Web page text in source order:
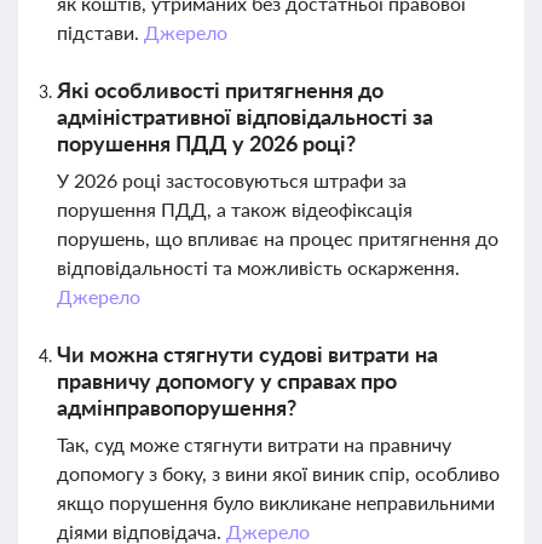
підстави. Джерело
Які особливості притягнення до
адміністративної відповідальності за
порушення ПДД у 2026 році?
У 2026 році застосовуються штрафи за
порушення ПДД, а також відеофіксація
порушень, що впливає на процес притягнення до
відповідальності та можливість оскарження.
Джерело
Чи можна стягнути судові витрати на
правничу допомогу у справах про
адмінправопорушення?
Так, суд може стягнути витрати на правничу
допомогу з боку, з вини якої виник спір, особливо
якщо порушення було викликане неправильними
діями відповідача. Джерело